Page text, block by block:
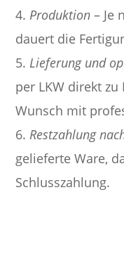
4. Produktion – Je
dauert die
5. Lieferung und
per LKW direkt
Wunsch mit
6. Restzahlung
gelieferte Ware,
Schlusszahlung.